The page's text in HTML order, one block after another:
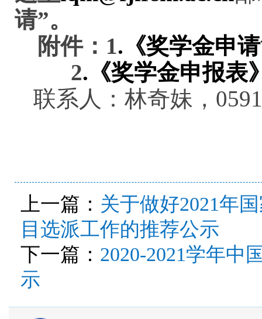
请”。
附件： 1.《奖学金申
2.《奖学金申报表
联系人：林奇妹，
上一篇： 关于做好2021年
目选派工作的推荐公示
下一篇： 2020-2021学年中
示